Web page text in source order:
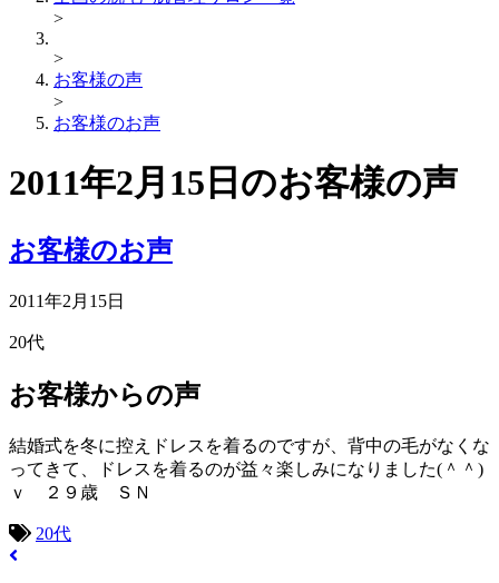
>
>
お客様の声
>
お客様のお声
2011年2月15日のお客様の声
お客様のお声
2011年2月15日
20代
お客様からの声
結婚式を冬に控えドレスを着るのですが、背中の毛がなくな
ってきて、ドレスを着るのが益々楽しみになりました(＾＾)
ｖ ２９歳 ＳＮ
20代